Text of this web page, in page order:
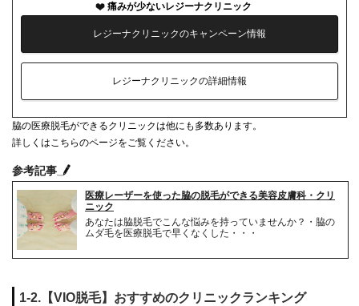
痛みが少ないレジーナクリニック
レジーナクリニックのキャンペーン情報
レジーナクリニックの詳細情報
脇の医療脱毛ができるクリニックは他にも多数あります。
詳しくはこちらのページをご覧ください。
参考記事
医療レーザーを使った脇の脱毛ができる美容皮膚科・クリ
ニック
あなたは脇脱毛でこんな悩みを持っていませんか？・脇の
ムダ毛を医療脱毛で早くなくした・・・
1-2.【VIO脱毛】おすすめのクリニックランキング